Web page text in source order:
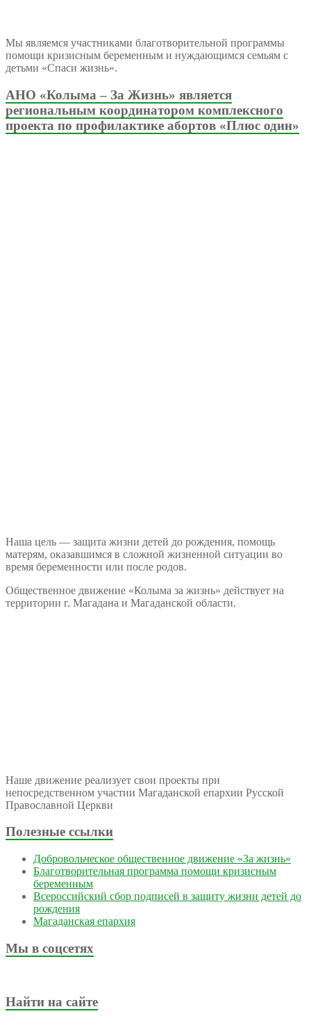
Мы являемся участниками благотворительной программы
помощи кризисным беременным и нуждающимся семьям с
детьми «Спаси жизнь».
АНО «Колыма – За Жизнь» является
региональным координатором комплексного
проекта по профилактике абортов «Плюс один»
Наша цель — защита жизни детей до рождения, помощь
матерям, оказавшимся в сложной жизненной ситуации во
время беременности или после родов.
Общественное движение «Колыма за жизнь» действует на
территории г. Магадана и Магаданской области.
Наше движение реализует свои проекты при
непосредственном участии Магаданской епархии Русской
Православной Церкви
Полезные ссылки
Добровольческое общественное движение «За жизнь»
Благотворительная программа помощи кризисным
беременным
Всероссийский сбор подписей в защиту жизни детей до
рождения
Магаданская епархия
Мы в соцсетях
Найти на сайте